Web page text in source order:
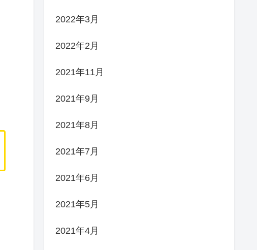
2022年3月
2022年2月
2021年11月
2021年9月
2021年8月
2021年7月
2021年6月
2021年5月
2021年4月